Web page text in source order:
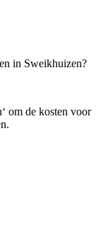
in Sweikhuizen?
om de kosten voor